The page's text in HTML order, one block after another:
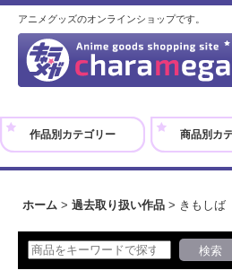
アニメグッズのオンラインショップです。
作品別カテゴリー 商品別カ
ホーム > 過去取り扱い作品 > きもしば